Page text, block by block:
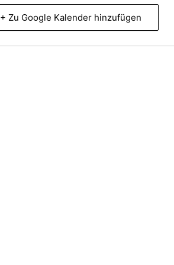
+ Zu Google Kalender hinzufügen